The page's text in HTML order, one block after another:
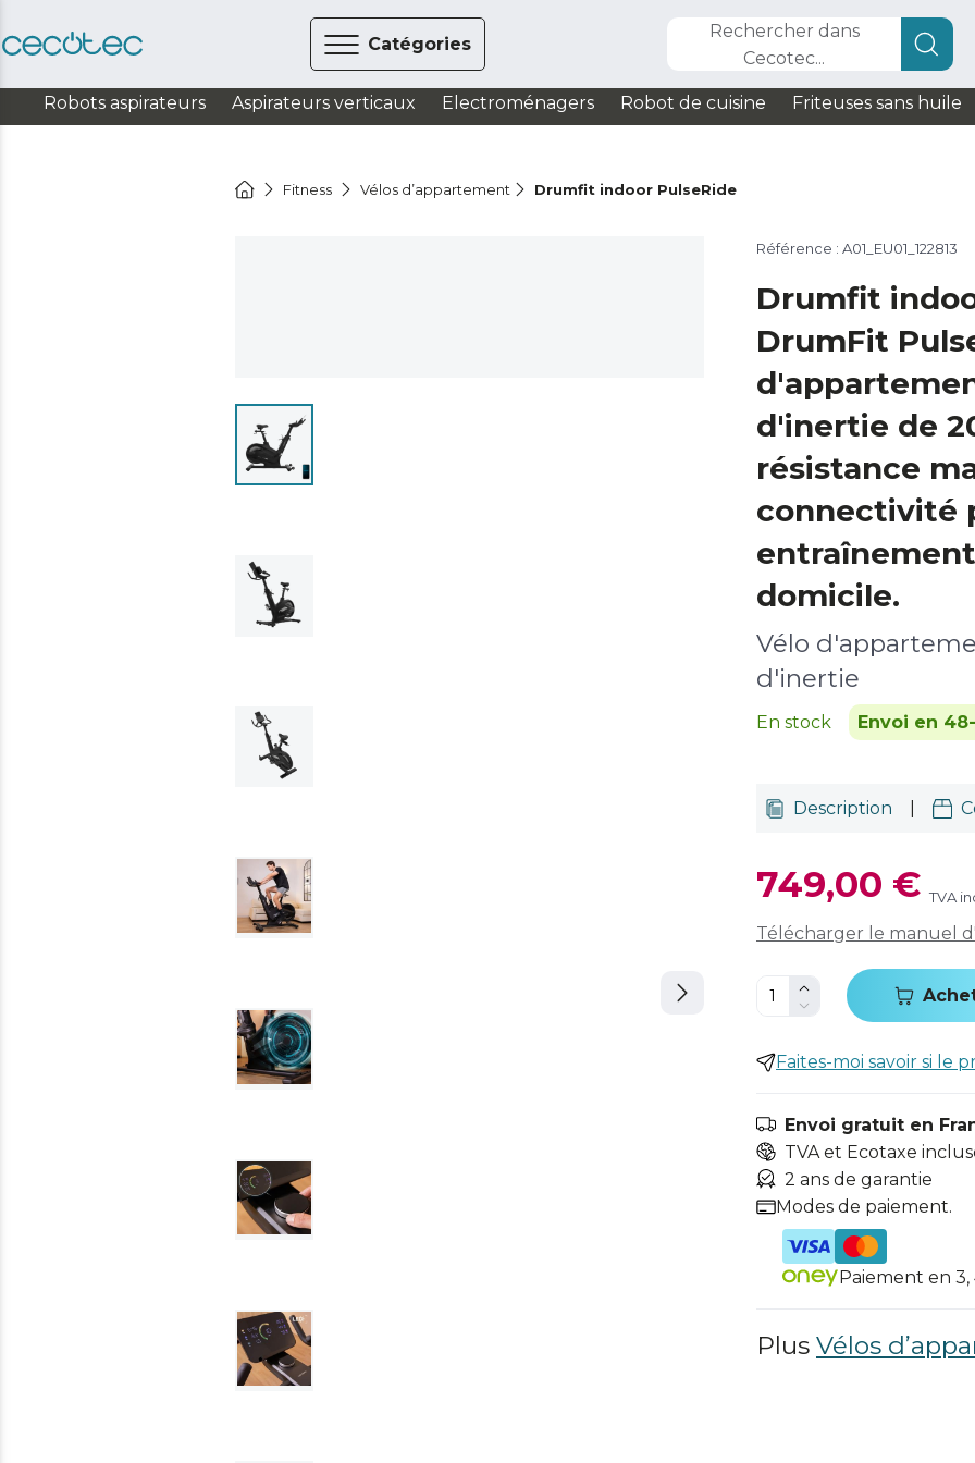
Catégories
Rechercher dans
Cecotec...
Robots aspirateurs Aspirateurs verticaux Electroménagers Robot de cuisine Friteuses sans huile
Fitness Vélos d’appartement Drumfit indoor PulseRide
Référence : A01_EU01_122813
Drumfit
DrumFit
d'inertie de
résistance
connectivité
domicile.
Vélo
d'inertie
En stock Envoi en
Description
749,00 € TVA
Télécharger le manuel
Faites-moi savoir si le
Envoi gratuit en
TVA et Ecotaxe
2 ans de garantie
Modes de paiement.
Paiement en 3,
Plus Vélos